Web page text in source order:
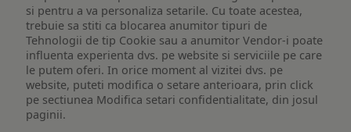
si pentru a va personaliza setarile. Cu toate acestea,
trebuie sa stiti ca blocarea anumitor tipuri de
Tehnologii de tip Cookie sau a anumitor Vendor-i poate
influenta experienta dvs. pe website si serviciile pe care
le putem oferi. In orice moment al vizitei dvs. pe
website, puteti modifica o setare anterioara, prin click
pe sectiunea Modifica setari confidentialitate, din josul
paginii.